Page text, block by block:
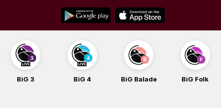
content
BiG 3 BiG 4 BiG Balade BiG Folk